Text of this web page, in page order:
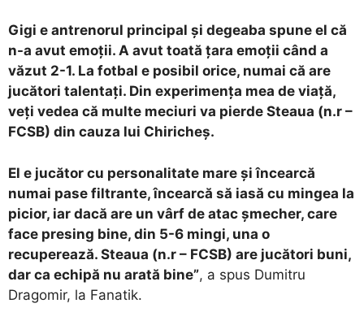
Gigi e antrenorul principal și degeaba spune el că
n-a avut emoții. A avut toată țara emoții când a
văzut 2-1. La fotbal e posibil orice, numai că are
jucători talentați. Din experimența mea de viață,
veți vedea că multe meciuri va pierde Steaua (n.r –
FCSB) din cauza lui Chiricheș.
El e jucător cu personalitate mare și încearcă
numai pase filtrante, încearcă să iasă cu mingea la
picior, iar dacă are un vârf de atac șmecher, care
face presing bine, din 5-6 mingi, una o
recuperează. Steaua (n.r – FCSB) are jucători buni,
dar ca echipă nu arată bine”, a spus Dumitru
Dragomir, la Fanatik.